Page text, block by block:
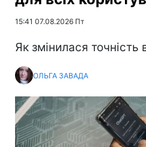
15:41 07.08.2026 Пт
Як змінилася точність
ОЛЬГА ЗАВАДА